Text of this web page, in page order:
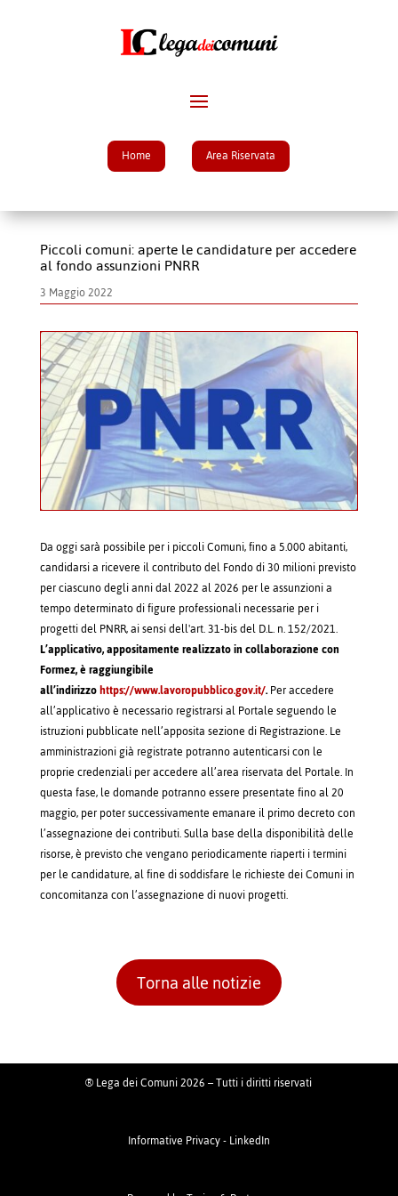
Home Area Riservata
Piccoli comuni: aperte le candidature per accedere
al fondo assunzioni PNRR
3 Maggio 2022
Da oggi sarà possibile per i piccoli Comuni, fino a 5.000 abitanti,
candidarsi a ricevere il contributo del Fondo di 30 milioni previsto
per ciascuno degli anni dal 2022 al 2026 per le assunzioni a
tempo determinato di figure professionali necessarie per i
progetti del PNRR, ai sensi dell'art. 31-bis del D.L. n. 152/2021.
L’applicativo, appositamente realizzato in collaborazione con
Formez, è raggiungibile
all’indirizzohttps://www.lavoropubblico.gov.it/.Per accedere
all’applicativo è necessario registrarsi al Portale seguendo le
istruzioni pubblicate nell’apposita sezione di Registrazione. Le
amministrazioni già registrate potranno autenticarsi con le
proprie credenziali per accedere all’area riservata del Portale. In
questa fase, le domande potranno essere presentate fino al 20
maggio, per poter successivamente emanare il primo decreto con
l’assegnazione dei contributi. Sulla base della disponibilità delle
risorse, è previsto che vengano periodicamente riaperti i termini
per le candidature, al fine di soddisfare le richieste dei Comuni in
concomitanza con l’assegnazione di nuovi progetti.
Torna alle notizie
® Lega dei Comuni 2026 – Tutti i diritti riservati
Informative Privacy-LinkedIn